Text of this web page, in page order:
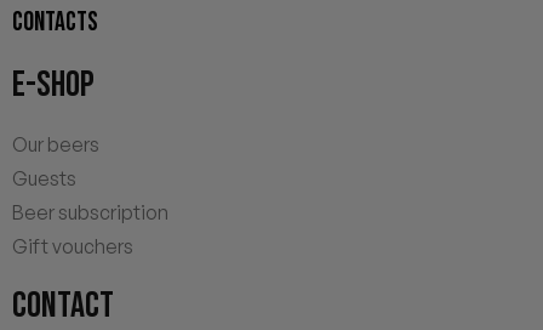
CONTACTS
E-SHOP
Our beers
Guests
Beer subscription
Gift vouchers
CONTACT